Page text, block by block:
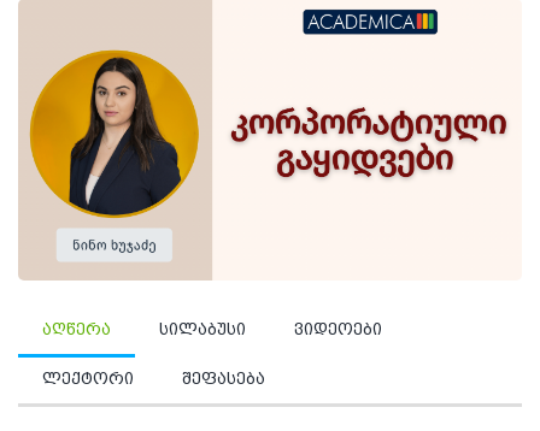
აღწერა სილაბუსი ვიდეოები
ლექტორი შეფასება